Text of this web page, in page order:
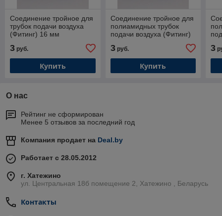
Соединение тройное для
трубок подачи воздуха
(Фитинг) 16 мм
3 руб.
Купить
Соединение тройное для
полиамидных трубок
подачи воздуха (Фитинг)
3руб.
Купить
3
О нас
Рейтинг не сформирован
Менее 5 отзывов за последний год
Компания продает на Deal.by
Работает с 28.05.2012
г. Хатежино
ул. Центральная 18б помещение 2, Хатежино , Беларусь
Контакты